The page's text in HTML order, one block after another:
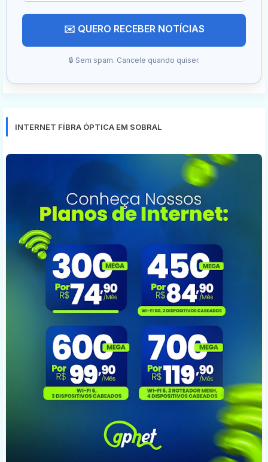
✉️ QUERO RECEBER NOTÍCIAS
🔒 Sem spam. Cancele quando quiser.
INTERNET FÍBRA ÓPTICA EM SOBRAL